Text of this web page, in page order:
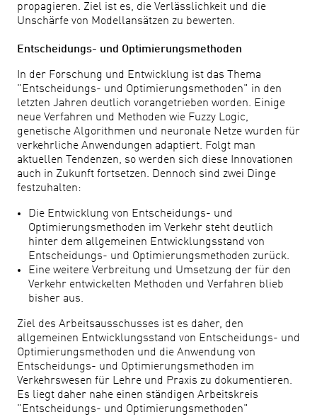
propagieren. Ziel ist es, die Verlässlichkeit und die
Unschärfe von Modellansätzen zu bewerten.
Entscheidungs- und Optimierungsmethoden
In der Forschung und Entwicklung ist das Thema
"Entscheidungs- und Optimierungsmethoden" in den
letzten Jahren deutlich vorangetrieben worden. Einige
neue Verfahren und Methoden wie Fuzzy Logic,
genetische Algorithmen und neuronale Netze wurden für
verkehrliche Anwendungen adaptiert. Folgt man
aktuellen Tendenzen, so werden sich diese Innovationen
auch in Zukunft fortsetzen. Dennoch sind zwei Dinge
festzuhalten:
Die Entwicklung von Entscheidungs- und
Optimierungsmethoden im Verkehr steht deutlich
hinter dem allgemeinen Entwicklungsstand von
Entscheidungs- und Optimierungsmethoden zurück.
Eine weitere Verbreitung und Umsetzung der für den
Verkehr entwickelten Methoden und Verfahren blieb
bisher aus.
Ziel des Arbeitsausschusses ist es daher, den
allgemeinen Entwicklungsstand von Entscheidungs- und
Optimierungsmethoden und die Anwendung von
Entscheidungs- und Optimierungsmethoden im
Verkehrswesen für Lehre und Praxis zu dokumentieren.
Es liegt daher nahe einen ständigen Arbeitskreis
"Entscheidungs- und Optimierungsmethoden"